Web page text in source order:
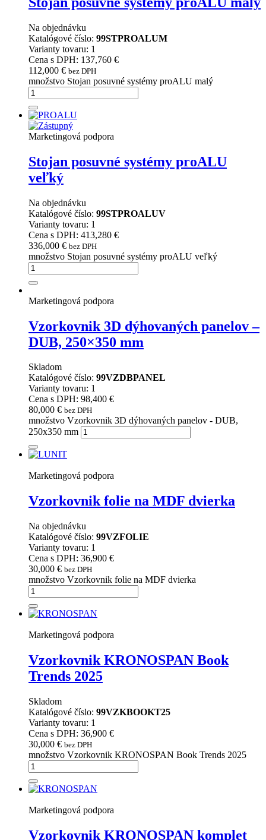
Na objednávku
Katalógové číslo: 99STPROALUM
Varianty tovaru: 1
Cena s DPH: 137,760 €
112,000 € bez DPH
množstvo Stojan posuvné systémy proALU malý
Marketingová podpora
Stojan posuvné systémy proALU
veľký
Na objednávku
Katalógové číslo: 99STPROALUV
Varianty tovaru: 1
Cena s DPH: 413,280 €
336,000 € bez DPH
množstvo Stojan posuvné systémy proALU veľký
Marketingová podpora
Vzorkovnik 3D dýhovaných panelov –
DUB, 250×350 mm
Skladom
Katalógové číslo: 99VZDBPANEL
Varianty tovaru: 1
Cena s DPH: 98,400 €
80,000 € bez DPH
množstvo Vzorkovnik 3D dýhovaných panelov - DUB,
250x350 mm
Marketingová podpora
Vzorkovnik folie na MDF dvierka
Na objednávku
Katalógové číslo: 99VZFOLIE
Varianty tovaru: 1
Cena s DPH: 36,900 €
30,000 € bez DPH
množstvo Vzorkovnik folie na MDF dvierka
Marketingová podpora
Vzorkovnik KRONOSPAN Book
Trends 2025
Skladom
Katalógové číslo: 99VZKBOOKT25
Varianty tovaru: 1
Cena s DPH: 36,900 €
30,000 € bez DPH
množstvo Vzorkovnik KRONOSPAN Book Trends 2025
Marketingová podpora
Vzorkovnik KRONOSPAN komplet